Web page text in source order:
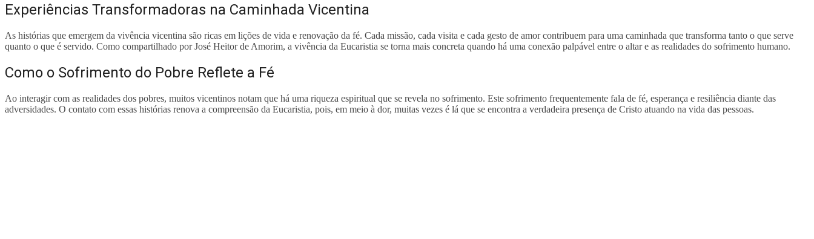
Experiências Transformadoras na Caminhada Vicentina
As histórias que emergem da vivência vicentina são ricas em lições de vida e renovação da fé. Cada missão, cada visita e cada gesto de amor contribuem para uma caminhada que transforma tanto o que serve
quanto o que é servido. Como compartilhado por José Heitor de Amorim, a vivência da Eucaristia se torna mais concreta quando há uma conexão palpável entre o altar e as realidades do sofrimento humano.
Como o Sofrimento do Pobre Reflete a Fé
Ao interagir com as realidades dos pobres, muitos vicentinos notam que há uma riqueza espiritual que se revela no sofrimento. Este sofrimento frequentemente fala de fé, esperança e resiliência diante das
adversidades. O contato com essas histórias renova a compreensão da Eucaristia, pois, em meio à dor, muitas vezes é lá que se encontra a verdadeira presença de Cristo atuando na vida das pessoas.